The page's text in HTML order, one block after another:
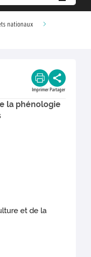
nationaux
Imprimer Partager
la phénologie
et de la